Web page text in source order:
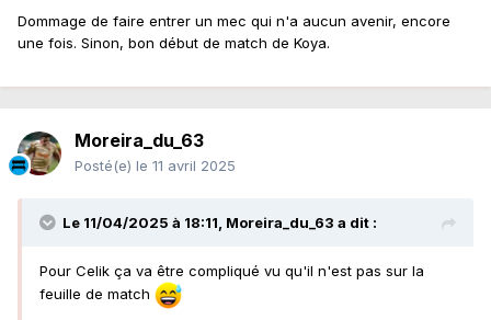
Dommage de faire entrer un mec qui n'a aucun avenir, encore
une fois. Sinon, bon début de match de Koya.
Moreira_du_63
Posté(e) le 11 avril 2025
Le 11/04/2025 à 18:11, Moreira_du_63 a dit :
Pour Celik ça va être compliqué vu qu'il n'est pas sur la
feuille de match